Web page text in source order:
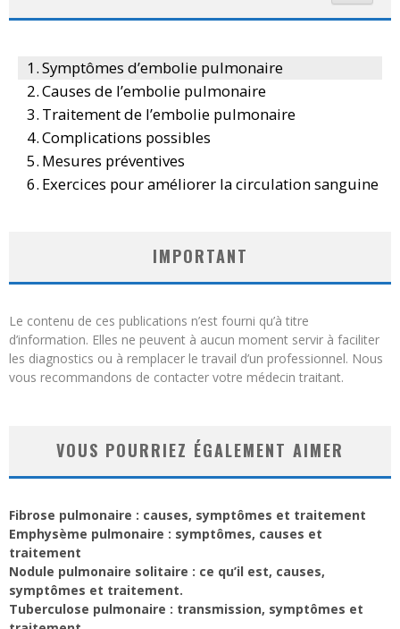
Symptômes d’embolie pulmonaire
Causes de l’embolie pulmonaire
Traitement de l’embolie pulmonaire
Complications possibles
Mesures préventives
Exercices pour améliorer la circulation sanguine
IMPORTANT
Le contenu de ces publications n’est fourni qu’à titre
d’information. Elles ne peuvent à aucun moment servir à faciliter
les diagnostics ou à remplacer le travail d’un professionnel. Nous
vous recommandons de contacter votre médecin traitant.
VOUS POURRIEZ ÉGALEMENT AIMER
Fibrose pulmonaire : causes, symptômes et traitement
Emphysème pulmonaire : symptômes, causes et
traitement
Nodule pulmonaire solitaire : ce qu’il est, causes,
symptômes et traitement.
Tuberculose pulmonaire : transmission, symptômes et